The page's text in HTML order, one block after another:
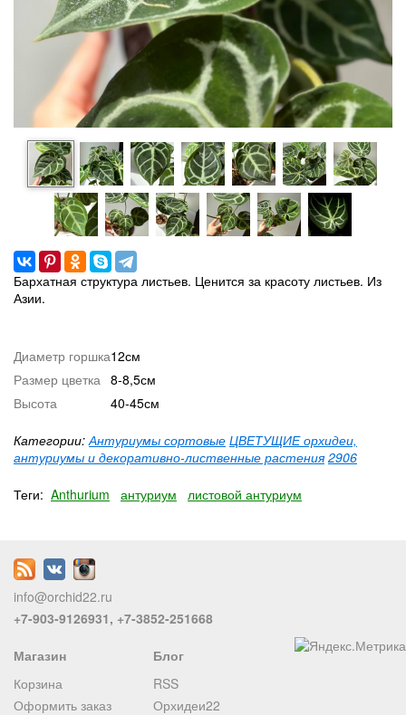
Бархатная структура листьев. Ценится за красоту листьев. Из
Азии.
Диаметр горшка12см
Размер цветка 8-8,5см
Высота
40-45см
Категории: Антуриумы сортовые ЦВЕТУЩИЕ орхидеи,
антуриумы и декоративно-лиственные растения 2906
Теги: Anthurium антуриум листовой антуриум
info@orchid22.ru
+7-903-9126931, +7-3852-251668
Магазин
Корзина
Оформить заказ
Блог
RSS
Орхидеи22